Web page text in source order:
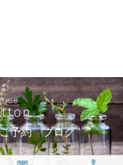
予約 ブログ